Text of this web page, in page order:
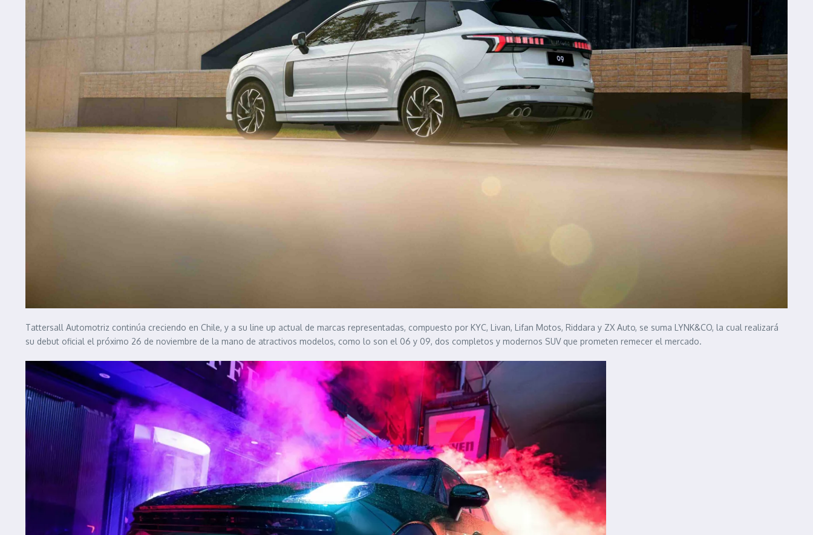
Tattersall Automotriz continúa creciendo en Chile, y a su line up actual de marcas representadas, compuesto por KYC, Livan, Lifan Motos, Riddara y ZX Auto, se suma LYNK&CO, la cual realizará
su debut oficial el próximo 26 de noviembre de la mano de atractivos modelos, como lo son el 06 y 09, dos completos y modernos SUV que prometen remecer el mercado.